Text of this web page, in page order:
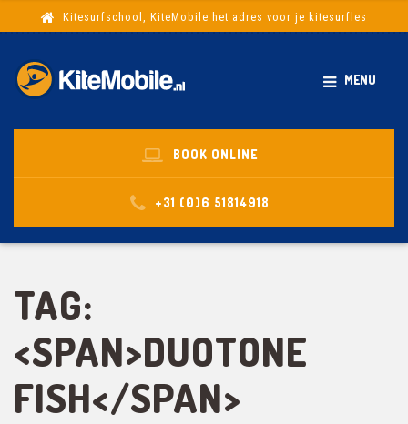
Kitesurfschool, KiteMobile het adres voor je kitesurfles
MENU
BOOK ONLINE
+31 (0)6 51814918
TAG:
<SPAN>DUOTONE
FISH</SPAN>